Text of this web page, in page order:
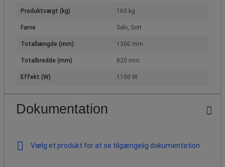
Produktvægt (kg) 160 kg
Farve Sølv, Sort
Totallængde (mm) 1300 mm
Totalbredde (mm) 820 mm
Effekt (W) 1100 W
Dokumentation
Vælg et produkt for at se tilgængelig dokumentation